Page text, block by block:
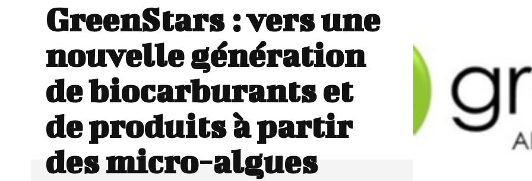
GreenStars : vers une
nouvelle génération
de biocarburants et
de produits à partir
des micro-algues